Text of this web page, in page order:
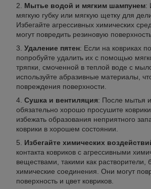
Мытье водой и мягким шампунем:
мягкую губку или мягкую щетку для
Избегайте агрессивных химических
могут повредить резиновую
Удаление пятен: Если на ковриках
попробуйте удалить их с помощью
тряпки, смоченной в теплой воде с
используйте абразивные материалы,
повреждения поверхности.
Сушка и вентиляция: После мытья
обязательно хорошо просушите
избежать образования неприятного
коврики в хорошем состоянии.
Избегайте химических
контакта ковриков с агрессивными
веществами, такими как растворители,
химические соединения. Они могут
поверхность и цвет ковриков.